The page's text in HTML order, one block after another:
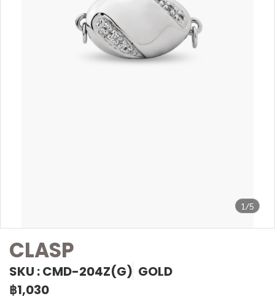
1/5
CLASP
SKU : CMD-204Z(G) GOLD
฿1,030